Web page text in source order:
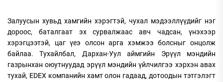
Залуусын хувьд хамгийн хэрэгтэй, чухал мэдээллүүдийг нэг
дороос, баталгаат эх сурвалжаас авч чадсан, үнэхээр
хэрэгцээтэй, цаг үеэ олсон арга хэмжээ болсныг онцолж
байлаа. Тухайлбал, Дархан-Уул аймгийн Эрүүл мэндийн
газрынхан оюутнуудад эрүүл мэндийн үйлчилгээ хэрхэн авах
тухай, EDEX компанийн хамт олон гадаад, дотоодын тэтгэлэгт